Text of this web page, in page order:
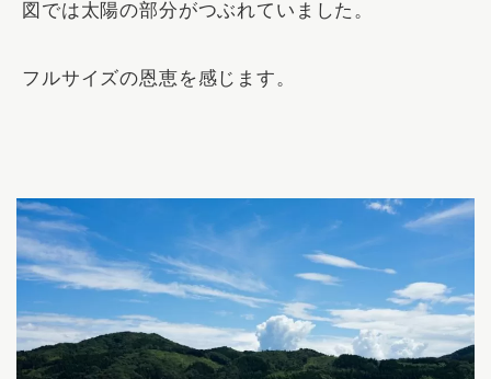
図では太陽の部分がつぶれていました。
フルサイズの恩恵を感じます。